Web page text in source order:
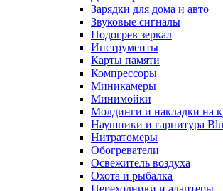
Зарядки для дома и авто
Звуковые сигналы
Подогрев зеркал
Инструменты
Карты памяти
Компрессоры
Миникамеры
Минимойки
Молдинги и накладки на
Наушники и гарнитура
Нитратомеры
Обогреватели
Освежитель воздуха
Охота и рыбалка
Переходники и адаптеры